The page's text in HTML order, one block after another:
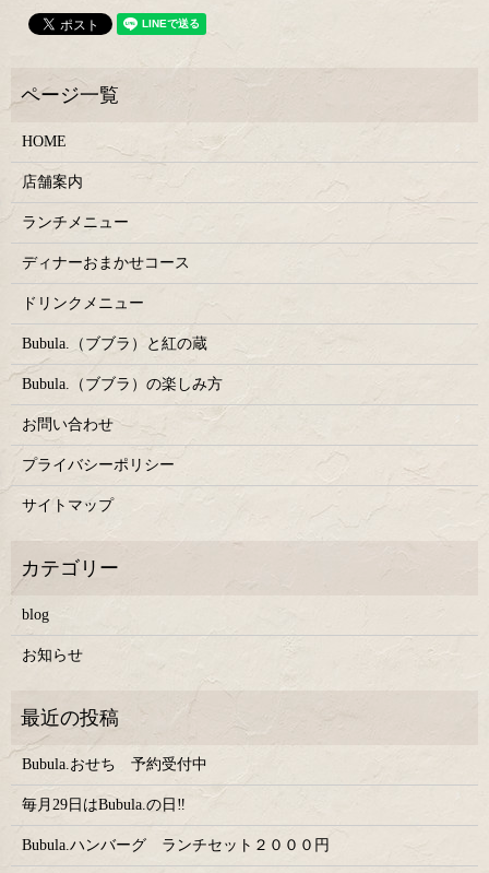
HOME
店舗案内
ランチメニュー
ディナーおまかせコース
ドリンクメニュー
Bubula.（ブブラ）と紅の蔵
Bubula.（ブブラ）の楽しみ方
お問い合わせ
プライバシーポリシー
サイトマップ
blog
お知らせ
Bubula.おせち 予約受付中
毎月29日はBubula.の日‼
Bubula.ハンバーグ ランチセット２０００円